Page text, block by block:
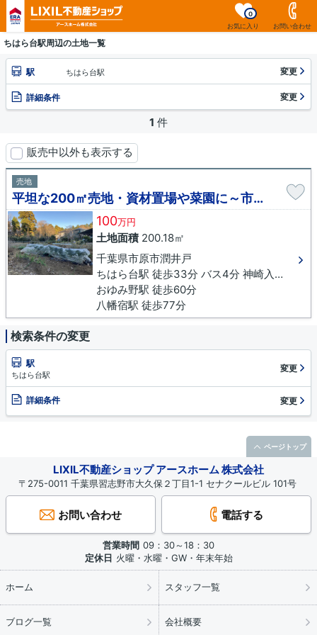
お気に入り
0
お問い合わせ
ちはら台駅周辺の土地一覧
駅 ちはら台駅 変更
詳細条件 変更
1 件
販売中以外も表示する
売地
平坦な200㎡売地・資材置場や菜園に～市原市潤井戸～
100万円
土地面積200.18㎡
千葉県市原市潤井戸
ちはら台駅 徒歩33分 バス4分 神崎入口（千葉県）下車 徒歩11分
おゆみ野駅 徒歩60分
八幡宿駅 徒歩77分
検索条件の変更
駅
ちはら台駅
変更
詳細条件 変更
LIXIL不動産ショップ アースホーム 株式会社
〒275-0011 千葉県習志野市大久保２丁目1-1 セナクールビル 101号
お問い合わせ 電話する
営業時間 09：30～18：30
定休日 火曜・水曜・GW・年末年始
ホーム スタッフ一覧
ブログ一覧 会社概要
ページトップ